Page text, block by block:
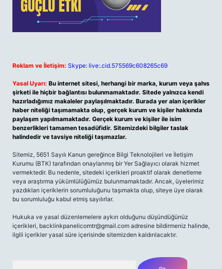
Reklam ve İletişim: Skype: live:.cid.575569c608265c69
Yasal Uyarı: Bu internet sitesi, herhangi bir marka, kurum veya şahıs
şirketi ile hiçbir bağlantısı bulunmamaktadır. Sitede yalnızca kendi
hazırladığımız makaleler paylaşılmaktadır. Burada yer alan içerikler
haber niteliği taşımamakta olup, gerçek kurum ve kişiler hakkında
paylaşım yapılmamaktadır. Gerçek kurum ve kişiler ile isim
benzerlikleri tamamen tesadüfidir. Sitemizdeki bilgiler taslak
halindedir ve tavsiye niteliği taşımazlar.
Sitemiz, 5651 Sayılı Kanun gereğince Bilgi Teknolojileri ve İletişim
Kurumu (BTK) tarafından onaylanmış bir Yer Sağlayıcı olarak hizmet
vermektedir. Bu nedenle, sitedeki içerikleri proaktif olarak denetleme
veya araştırma yükümlülüğümüz bulunmamaktadır. Ancak, üyelerimiz
yazdıkları içeriklerin sorumluluğunu taşımakta olup, siteye üye olarak
bu sorumluluğu kabul etmiş sayılırlar.
Hukuka ve yasal düzenlemelere aykırı olduğunu düşündüğünüz
içerikleri, backlinkpanelicomtr@gmail.com adresine bildirmeniz halinde,
ilgili içerikler yasal süre içerisinde sitemizden kaldırılacaktır.